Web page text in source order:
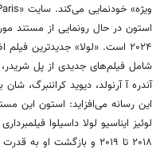
۲۰۲۴ است. «لولا» جدیدترین
شامل فیلم‌های جدیدی از پل
آندره آ آرنولد، دیوید کراننبرگ،
این رسانه می‌افزاید: استون این
لوئیز ایناسیو لولا داسیلوا